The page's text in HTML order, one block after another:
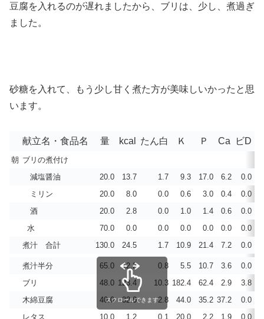
豆腐を入れるのが遅れましたから、ブリは、少し、煮過ぎ
ました。
砂糖を入れて、もう少し甘く煮た方が美味しいかったと思
います。
献立名・食品名 量 kcal たん白 Ｋ Ｐ Ca ビD
朝 ブリの煮付け
減塩醤油
20.0 13.7 1.7 9.3 17.0 6.2 0.0
ミリン
20.0 8.0 0.0 0.6 3.0 0.4 0.0
酒
20.0 2.8 0.0 1.0 1.4 0.6 0.0
水
70.0 0.0 0.0 0.0 0.0 0.0 0.0
煮汁 合計
130.0 24.5 1.7 10.9 21.4 7.2 0.0
煮汁半分 65.0 12.2 0.8 5.5 10.7 3.6 0.0
ブリ
48.0 123.4 10.3 182.4 62.4 2.9 3.8
木綿豆腐
40.0 32.0 2.8 44.0 35.2 37.2 0.0
レタス
10.0 1.2 0.1 20.0 2.2 1.9 0.0
スクロールできます